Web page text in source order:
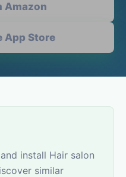
Amazon
App Store
install Hair salon
similar